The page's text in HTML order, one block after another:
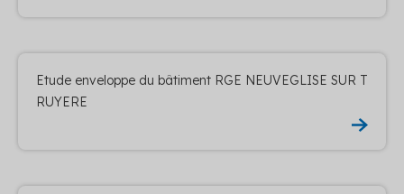
Etude enveloppe du bâtiment RGE NEUVEGLISE SUR T
RUYERE